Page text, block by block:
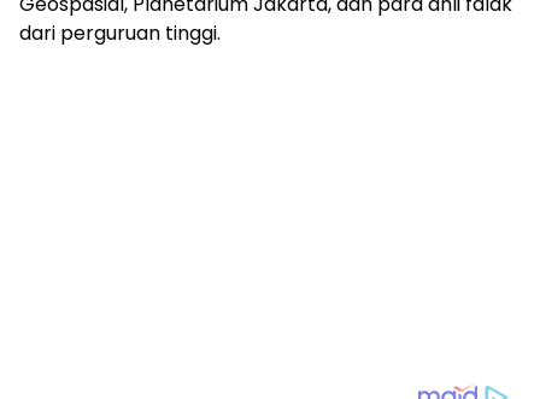
dari perguruan tinggi.